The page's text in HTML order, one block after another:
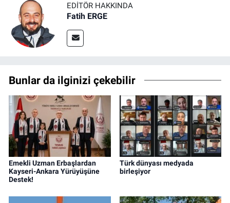
EDITÖR HAKKINDA
Fatih ERGE
Bunlar da ilginizi çekebilir
Emekli Uzman Erbaşlardan
Kayseri-Ankara Yürüyüşüne
Destek!
Türk dünyası medyada
birleşiyor